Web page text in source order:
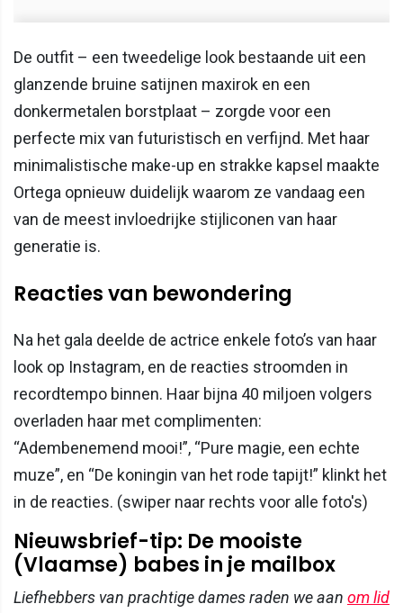
De outfit – een tweedelige look bestaande uit een
glanzende bruine satijnen maxirok en een
donkermetalen borstplaat – zorgde voor een
perfecte mix van futuristisch en verfijnd. Met haar
minimalistische make-up en strakke kapsel maakte
Ortega opnieuw duidelijk waarom ze vandaag een
van de meest invloedrijke stijliconen van haar
generatie is.
Reacties van bewondering
Na het gala deelde de actrice enkele foto’s van haar
look op Instagram, en de reacties stroomden in
recordtempo binnen. Haar bijna 40 miljoen volgers
overladen haar met complimenten:
“Adembenemend mooi!”, “Pure magie, een echte
muze”, en “De koningin van het rode tapijt!” klinkt het
in de reacties. (swiper naar rechts voor alle foto's)
Nieuwsbrief-tip: De mooiste
(Vlaamse) babes in je mailbox
Liefhebbers van prachtige dames raden we aan om lid